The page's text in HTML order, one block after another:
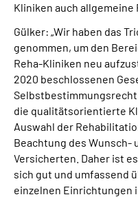
Kliniken auch
Gülker: „Wir haben das
genommen, um den
Reha-Kliniken neu
2020 beschlossenen
die qualitätsorientierte
Auswahl der
Beachtung des Wunsch-
Versicherten. Daher ist
sich gut und umfassend
einzelnen Einrichtungen